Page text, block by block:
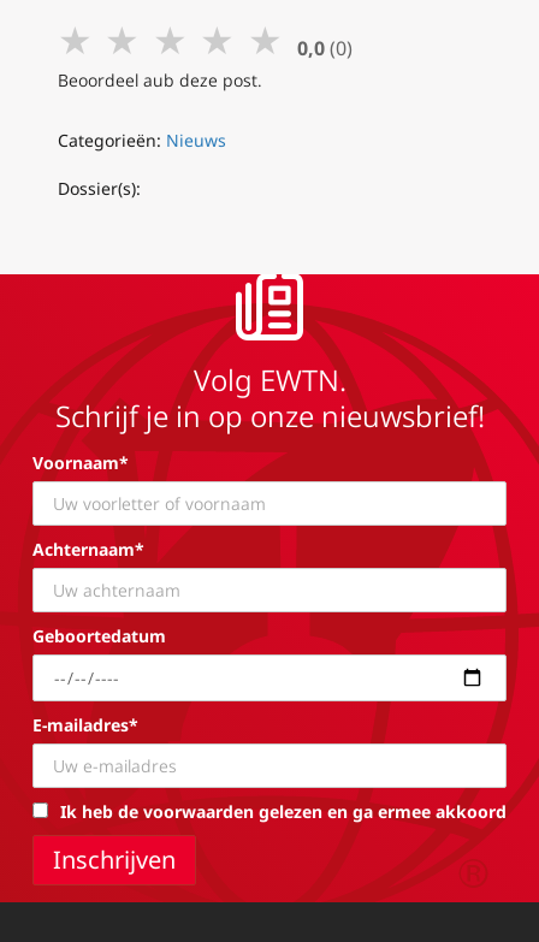
★ ★ ★ ★ ★ 0,0 (0)
Beoordeel aub deze post.
Categorieën: Nieuws
Dossier(s):
Volg EWTN.
Schrijf je in op onze nieuwsbrief!
Voornaam*
Achternaam*
Geboortedatum
E-mailadres*
Ik heb de voorwaarden gelezen en ga ermee akkoord